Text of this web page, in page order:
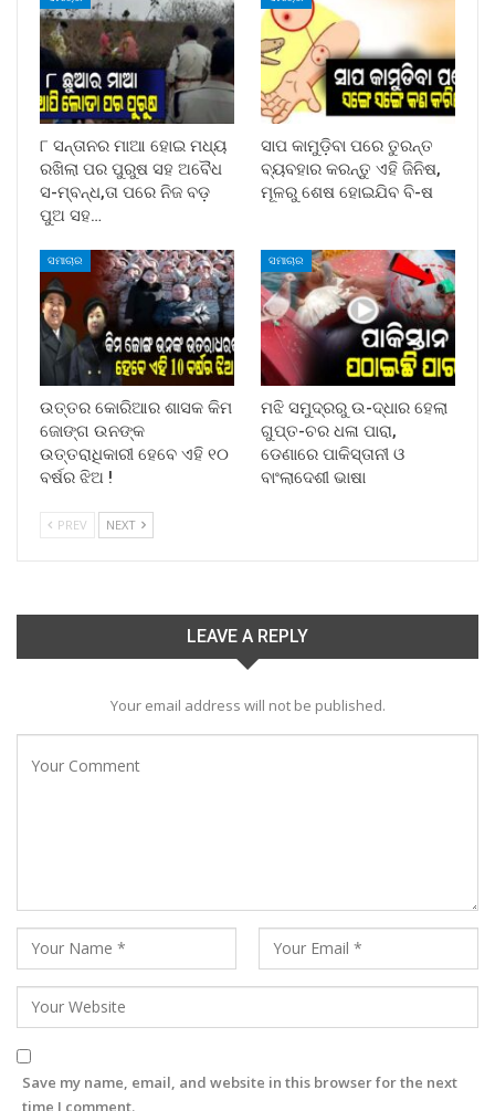
୮ ସନ୍ତାନର ମାଆ ହୋଇ ମଧ୍ୟ
ରଖିଲା ପର ପୁରୁଷ ସହ ଅବୈଧ
ସ-ମ୍ବନ୍ଧ,ତା ପରେ ନିଜ ବଡ଼
ପୁଅ ସହ…
ସାପ କାମୁଡ଼ିବା ପରେ ତୁରନ୍ତ
ବ୍ୟବହାର କରନ୍ତୁ ଏହି ଜିନିଷ,
ମୂଳରୁ ଶେଷ ହୋଇଯିବ ବି-ଷ
ସମାଚାର
ଉତ୍ତର କୋରିଆର ଶାସକ କିମ
ଜୋଙ୍ଗ ଉନଙ୍କ
ଉତ୍ତରାଧିକାରୀ ହେବେ ଏହି ୧୦
ବର୍ଷର ଝିଅ !
ସମାଚାର
ମଝି ସମୁଦ୍ରରୁ ଉ-ଦ୍ଧାର ହେଲା
ଗୁପ୍ତ-ଚର ଧଳା ପାରା,
ଡେଣାରେ ପାକିସ୍ତାନୀ ଓ
ବାଂଲାଦେଶୀ ଭାଷା
PREV NEXT
LEAVE A REPLY
Your email address will not be published.
Save my name, email, and website in this browser for the next